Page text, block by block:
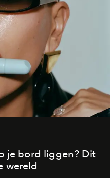
je bord liggen? Dit
wereld